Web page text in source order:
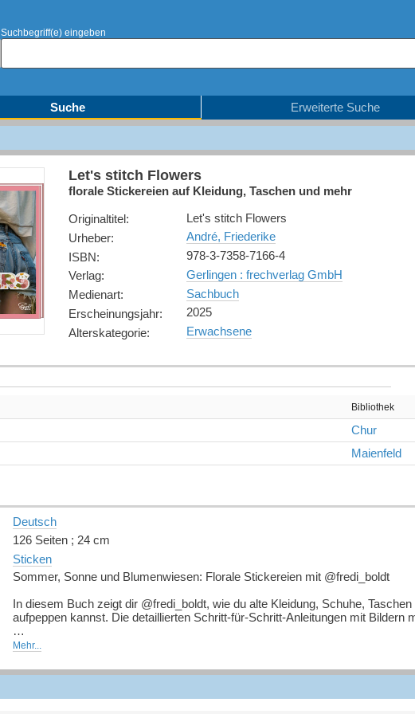
Suchbegriff(e) eingeben
Suche Erweiterte Suche
Let's stitch Flowers
florale Stickereien auf Kleidung, Taschen und mehr
Originaltitel:
Let's stitch Flowers
Urheber:
André, Friederike
ISBN:
978-3-7358-7166-4
Verlag:
Gerlingen : frechverlag GmbH
Medienart:
Sachbuch
Erscheinungsjahr:
2025
Alterskategorie: Erwachsene
Bibliothek
Chur
Maienfeld
Deutsch
126 Seiten ; 24 cm
Sticken
Sommer, Sonne und Blumenwiesen: Florale Stickereien mit @fredi_boldt
In diesem Buch zeigt dir @fredi_boldt, wie du alte Kleidung, Schuhe,
aufpeppen kannst. Die detaillierten Schritt-für-Schritt-Anleitungen mit
Im Buch erwarten dich neben jeder Menge DIY-Anregungen traumhafte
Leben!
Das erwartet dich:
Mehr...